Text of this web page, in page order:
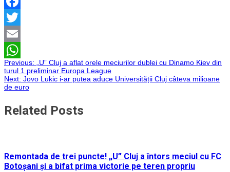
Facebook
Twitter
Email
WhatsApp
Navigare
în
articole
Previous:
„U” Cluj a aflat orele meciurilor dublei cu Dinamo Kiev din
turul 1 preliminar Europa League
Next: Jovo Lukic i-ar putea aduce Universității Cluj câteva milioane
de euro
Related Posts
Remontada de trei puncte! „U” Cluj a întors meciul cu FC
Botoșani și a bifat prima victorie pe teren propriu